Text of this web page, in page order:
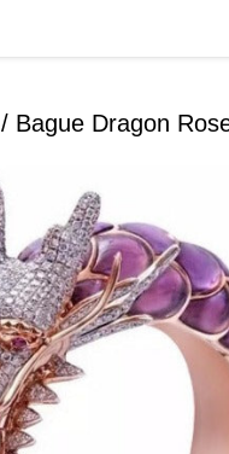
/ Bague Dragon